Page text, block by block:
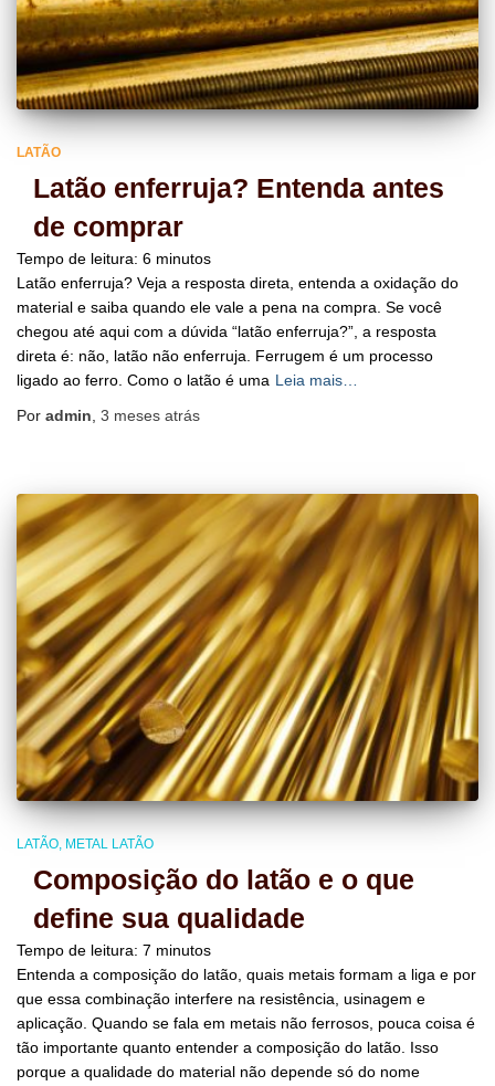
LATÃO
Latão enferruja? Entenda antes
de comprar
Tempo de leitura: 6 minutos
Latão enferruja? Veja a resposta direta, entenda a oxidação do
material e saiba quando ele vale a pena na compra. Se você
chegou até aqui com a dúvida “latão enferruja?”, a resposta
direta é: não, latão não enferruja. Ferrugem é um processo
ligado ao ferro. Como o latão é uma Leia mais…
Por admin 3 meses atrás
LATÃO METAL LATÃO
Composição do latão e o que
define sua qualidade
Tempo de leitura: 7 minutos
Entenda a composição do latão, quais metais formam a liga e por
que essa combinação interfere na resistência, usinagem e
aplicação. Quando se fala em metais não ferrosos, pouca coisa é
tão importante quanto entender a composição do latão. Isso
porque a qualidade do material não depende só do nome